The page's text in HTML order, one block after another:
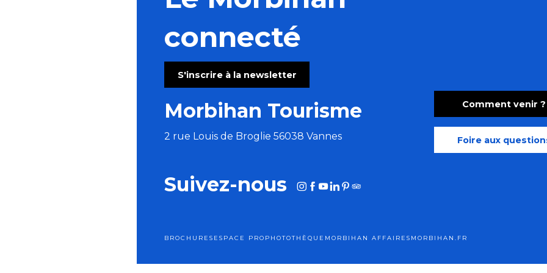
Atelier de peinture à l'aquarelle - Quai d'Orange
Visite commentée de l'exposition temporaire
Jeudis de l'été : Concert duo Tue-têt - reprises françaises festives aux accents tziganes
connecté
S'inscrire à la newsletter
Morbihan Tourisme
2 rue Louis de Broglie 56038 Vannes
Comment venir ?
Foire aux
Suivez-nous
BROCHURES ESPACE PRO PHOTOTHÈQUE MORBIHAN AFFAIRES MORBIHAN.FR